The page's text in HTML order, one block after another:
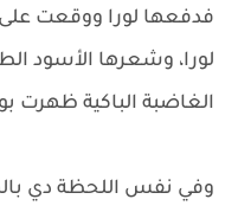
فدفعها لورا ووقعت على
لورا، وشعرها الأسود
الغاضبة الباكية
وفي نفس اللحظة دي